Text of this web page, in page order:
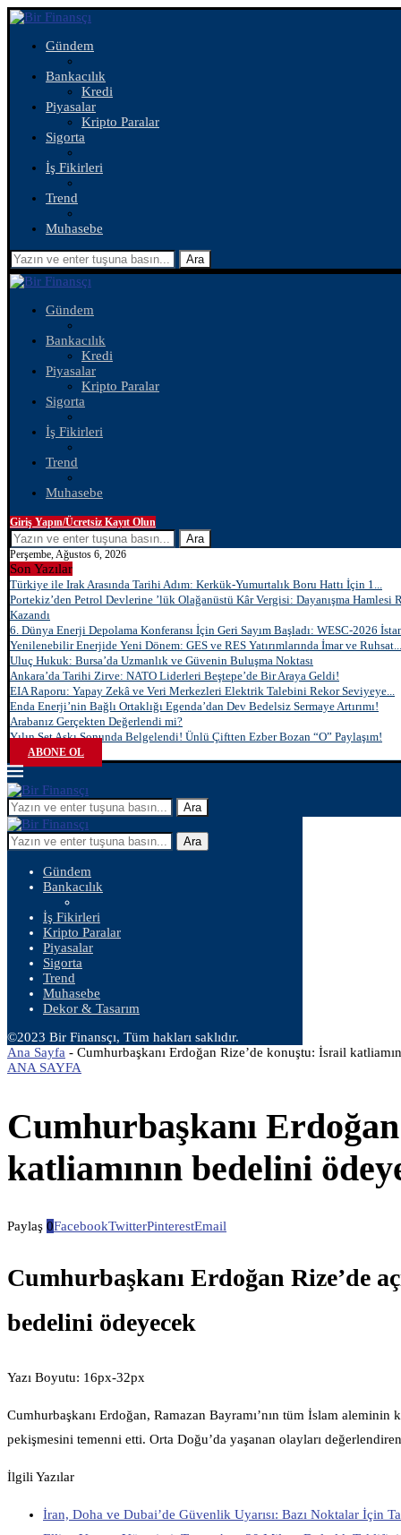
Gündem
Bankacılık
Kredi
Piyasalar
Kripto Paralar
Sigorta
İş Fikirleri
Trend
Muhasebe
Ara
Gündem
Bankacılık
Kredi
Piyasalar
Kripto Paralar
Sigorta
İş Fikirleri
Trend
Muhasebe
Giriş Yapın/Ücretsiz Kayıt Olun
Ara
Perşembe, Ağustos 6, 2026
Son Yazılar
Türkiye ile Irak Arasında Tarihi Adım: Kerkük-Yumurtalık Boru Hattı İçin 1...
Portekiz’den Petrol Devlerine ’lük Olağanüstü Kâr Vergisi: Dayanışma Hamlesi
Kazandı
6. Dünya Enerji Depolama Konferansı İçin Geri Sayım Başladı: WESC-2026
Yenilenebilir Enerjide Yeni Dönem: GES ve RES Yatırımlarında İmar ve Ruhsat...
Uluç Hukuk: Bursa’da Uzmanlık ve Güvenin Buluşma Noktası
Ankara’da Tarihi Zirve: NATO Liderleri Beştepe’de Bir Araya Geldi!
EIA Raporu: Yapay Zekâ ve Veri Merkezleri Elektrik Talebini Rekor Seviyeye...
Enda Enerji’nin Bağlı Ortaklığı Egenda’dan Dev Bedelsiz Sermaye Artırımı!
Arabanız Gerçekten Değerlendi mi?
Yılın Set Aşkı Sonunda Belgelendi! Ünlü Çiftten Ezber Bozan “O” Paylaşım!
ABONE OL
Ara
Ara
Gündem
Bankacılık
İş Fikirleri
Kripto Paralar
Piyasalar
Sigorta
Trend
Muhasebe
Dekor & Tasarım
©2023 Bir Finansçı, Tüm hakları saklıdır.
Ana Sayfa - Cumhurbaşkanı Erdoğan Rize’de konuştu: İsrail
ANA SAYFA
Cumhurbaşkanı
katliamının bedelini
Paylaş 0FacebookTwitterPinterestEmail
Cumhurbaşkanı Erdoğan Rize’de
bedelini ödeyecek
Yazı Boyutu: 16px-32px
Cumhurbaşkanı Erdoğan, Ramazan Bayramı’nın tüm İslam
pekişmesini temenni etti. Orta Doğu’da yaşanan olayları
İlgili Yazılar
İran, Doha ve Dubai’de Güvenlik Uyarısı: Bazı Noktalar İçin